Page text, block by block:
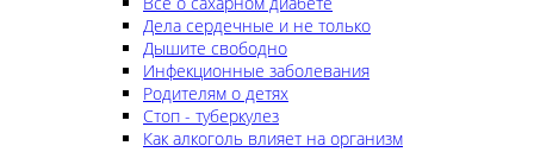
Дела сердечные и не только
Дышите свободно
Инфекционные заболевания
Родителям о детях
Стоп - туберкулез
Как алкоголь влияет на организм